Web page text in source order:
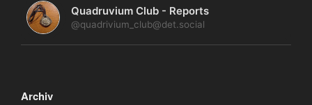
Quadruvium Club - Reports
@quadrivium_club@det.social
Archiv